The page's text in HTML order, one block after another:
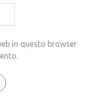
in questo browser